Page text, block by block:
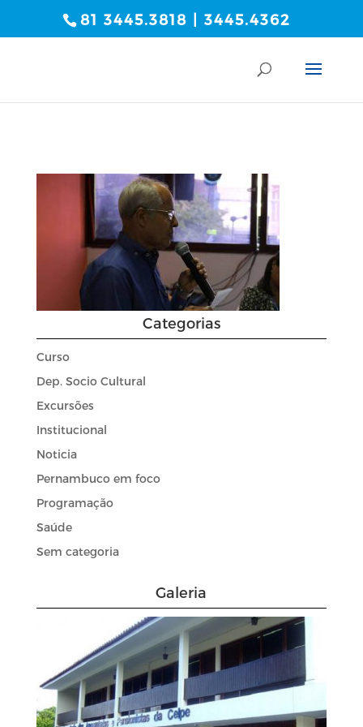
81 3445.3818 | 3445.4362
Categorias
Curso
Dep. Socio Cultural
Excursões
Institucional
Noticia
Pernambuco em foco
Programação
Saúde
Sem categoria
Galeria